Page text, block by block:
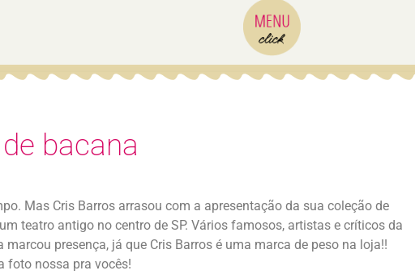
bacana
Mas Cris Barros arrasou com a apresentação da sua coleção de
teatro antigo no centro de SP. Vários famosos, artistas e críticos da
presença, já que Cris Barros é uma marca de peso na loja!!
foto nossa pra vocês!